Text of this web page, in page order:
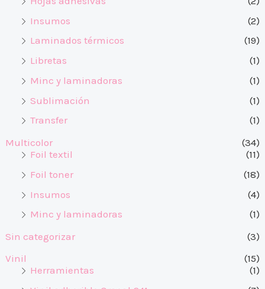
Insumos
(2)
Laminados térmicos
(19)
Libretas
(1)
Minc y laminadoras
(1)
Sublimación
(1)
Transfer
(1)
Multicolor
(34)
Foil textil
(11)
Foil toner
(18)
Insumos
(4)
Minc y laminadoras
(1)
Sin categorizar
(3)
Vinil
(15)
Herramientas
(1)